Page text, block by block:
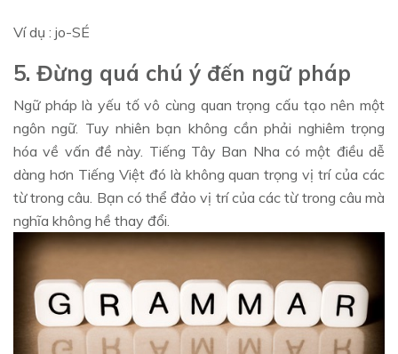
Ví dụ : jo-SÉ
5. Đừng quá chú ý đến ngữ pháp
Ngữ pháp là yếu tố vô cùng quan trọng cấu tạo nên một
ngôn ngữ. Tuy nhiên bạn không cần phải nghiêm trọng
hóa về vấn đề này. Tiếng Tây Ban Nha có một điều dễ
dàng hơn Tiếng Việt đó là không quan trọng vị trí của các
từ trong câu. Bạn có thể đảo vị trí của các từ trong câu mà
nghĩa không hề thay đổi.